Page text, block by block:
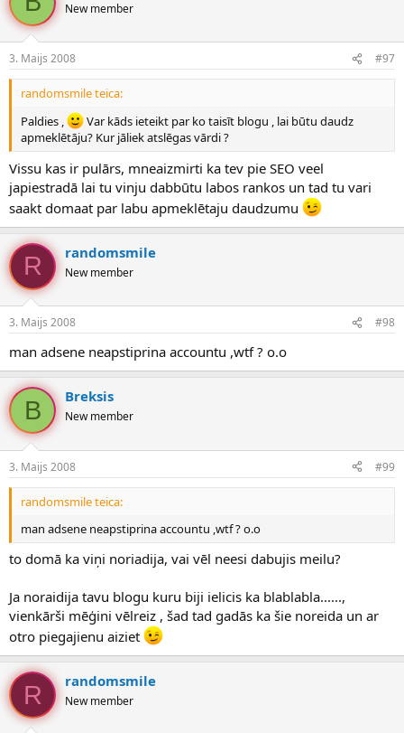
New member
3. Maijs 2008 #97
randomsmile teica:
Paldies ,
Var kāds ieteikt par ko taisīt blogu , lai būtu daudz
apmeklētāju? Kur jāliek atslēgas vārdi ?
Vissu kas ir pulārs, mneaizmirti ka tev pie SEO veel
japiestradā lai tu vinju dabbūtu labos rankos un tad tu vari
saakt domaat par labu apmeklētaju daudzumu
R randomsmile
New member
3. Maijs 2008 #98
man adsene neapstiprina accountu ,wtf ? o.o
B Breksis
New member
3. Maijs 2008 #99
randomsmile teica:
man adsene neapstiprina accountu ,wtf ? o.o
to domā ka viņi noriadija, vai vēl neesi dabujis meilu?
Ja noraidija tavu blogu kuru biji ielicis ka blablabla......,
vienkārši mēģini vēlreiz , šad tad gadās ka šie noreida un ar
otro piegajienu aiziet
R randomsmile
New member